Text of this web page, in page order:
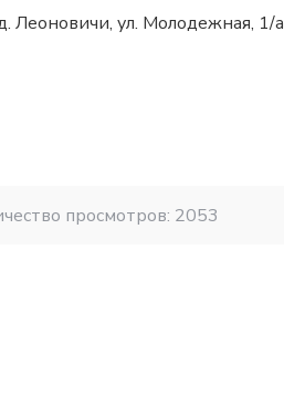
Леоновичи, ул. Молодежная, 1/а
просмотров: 2053